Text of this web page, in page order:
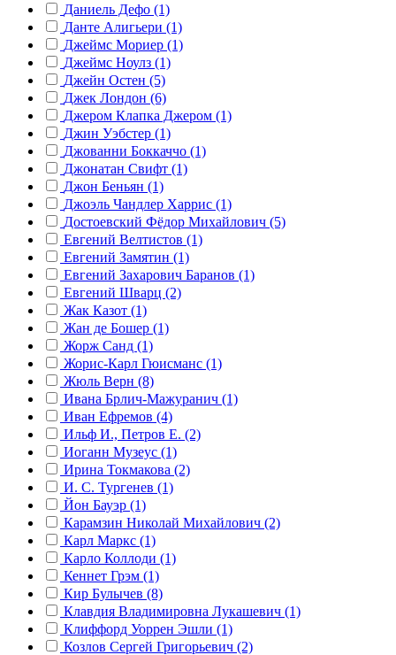
Даниель Дефо (1)
Данте Алигьери (1)
Джеймс Мориер (1)
Джеймс Ноулз (1)
Джейн Остен (5)
Джек Лондон (6)
Джером Клапка Джером (1)
Джин Уэбстер (1)
Джованни Боккаччо (1)
Джонатан Свифт (1)
Джон Беньян (1)
Джоэль Чандлер Харрис (1)
Достоевский Фёдор Михайлович (5)
Евгений Велтистов (1)
Евгений Замятин (1)
Евгений Захарович Баранов (1)
Евгений Шварц (2)
Жак Казот (1)
Жан де Бошер (1)
Жорж Санд (1)
Жорис-Карл Гюисманс (1)
Жюль Верн (8)
Ивана Брлич-Мажуранич (1)
Иван Ефремов (4)
Ильф И., Петров Е. (2)
Иоганн Музеус (1)
Ирина Токмакова (2)
И. С. Тургенев (1)
Йон Бауэр (1)
Карамзин Николай Михайлович (2)
Карл Маркс (1)
Карло Коллоди (1)
Кеннет Грэм (1)
Кир Булычев (8)
Клавдия Владимировна Лукашевич (1)
Клиффорд Уоррен Эшли (1)
Козлов Сергей Григорьевич (2)